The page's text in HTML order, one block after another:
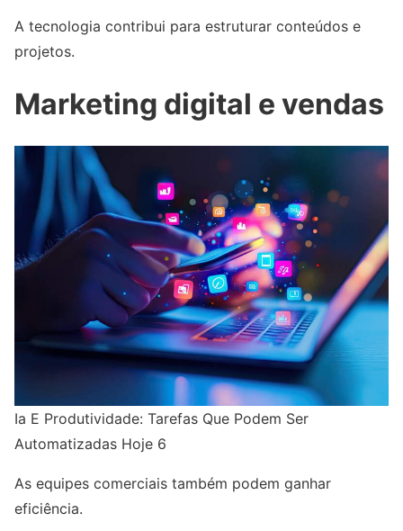
A tecnologia contribui para estruturar conteúdos e
projetos.
Marketing digital e vendas
Ia E Produtividade: Tarefas Que Podem Ser
Automatizadas Hoje 6
As equipes comerciais também podem ganhar
eficiência.